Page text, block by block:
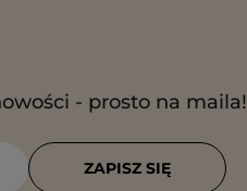
- prosto na maila!
ZAPISZ SIĘ